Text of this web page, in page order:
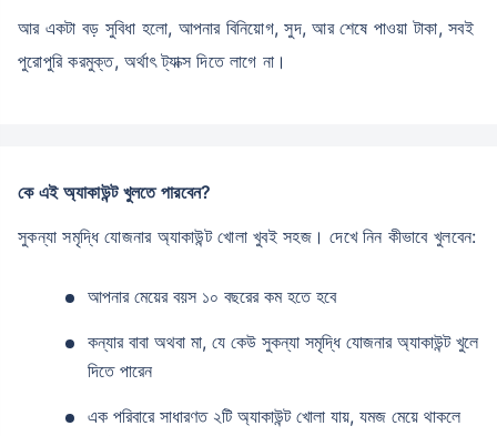
আর একটা বড় সুবিধা হলো, আপনার বিনিয়োগ, সুদ, আর শেষে পাওয়া টাকা, সবই
পুরোপুরি করমুক্ত, অর্থাৎ ট্যাক্স দিতে লাগে না।
কে এই অ্যাকাউন্ট খুলতে পারবেন?
সুকন্যা সমৃদ্ধি যোজনার অ্যাকাউন্ট খোলা খুবই সহজ। দেখে নিন কীভাবে খুলবেন:
আপনার মেয়ের বয়স ১০ বছরের কম হতে হবে
কন্যার বাবা অথবা মা, যে কেউ সুকন্যা সমৃদ্ধি যোজনার অ্যাকাউন্ট খুলে
দিতে পারেন
এক পরিবারে সাধারণত ২টি অ্যাকাউন্ট খোলা যায়, যমজ মেয়ে থাকলে